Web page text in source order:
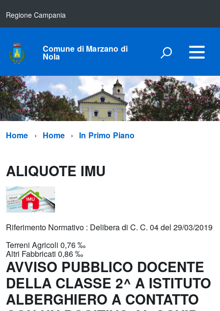
Regione Campania
Comune di Marzano di
Nola
Home Home In Primo Piano
ALIQUOTE IMU
Riferimento Normativo : Delibera di C. C. 04 del 29/03/2019
Terreni Agricoli 0,76 ‰
Altri Fabbricati 0,86 ‰
AVVISO PUBBLICO DOCENTE
DELLA CLASSE 2^ A ISTITUTO
ALBERGHIERO A CONTATTO